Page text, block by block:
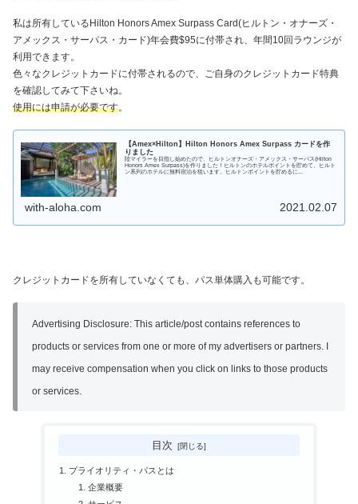
私は所有しているHilton Honors Amex Surpass Card(ヒルトン・オナーズ・
アメックス・サーパス・カード)年会費$95に付帯され、年間10回ラウンジが
利用できます。
色々なクレジットカードに付帯されるので、ご自身のクレジットカード特典
を確認してみて下さいね。
使用には申請が必要です。
【Amex×Hilton】Hilton Honors Amex Surpass カードを作
りました
陸マイラーを目指し始めたので、ヒルトンオナーズ・アメックス・サーパス(Hilton
Honors Amex Surpass)を作りました！ヒルトンのホテルポイントを貯めて、ヒルト
ン系列のホテルに無料宿泊を狙います。ヒルトンポイントを貯めるに...
with-aloha.com 2021.02.07
クレジットカードを所有していなくても、パス単体購入も可能です。
Advertising Disclosure: This article/post contains references to
products or services from one or more of my advertisers or partners. I
may receive compensation when you click on links to those products
or services.
目次
プライオリティ・パスとは
企業概要